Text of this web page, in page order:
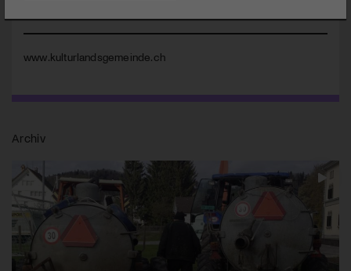
www.kulturlandsgemeinde.ch
Archiv